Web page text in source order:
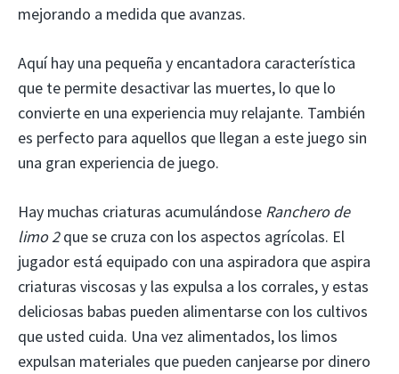
mejorando a medida que avanzas.
Aquí hay una pequeña y encantadora característica
que te permite desactivar las muertes, lo que lo
convierte en una experiencia muy relajante. También
es perfecto para aquellos que llegan a este juego sin
una gran experiencia de juego.
Hay muchas criaturas acumulándose Ranchero de
limo 2que se cruza con los aspectos agrícolas. El
jugador está equipado con una aspiradora que aspira
criaturas viscosas y las expulsa a los corrales, y estas
deliciosas babas pueden alimentarse con los cultivos
que usted cuida. Una vez alimentados, los limos
expulsan materiales que pueden canjearse por dinero